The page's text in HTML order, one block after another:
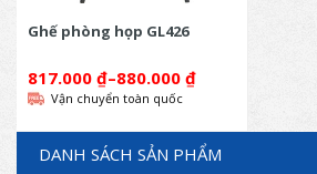
Ghế phòng họp GL426
817.000 ₫–880.000 ₫
Vận chuyển toàn quốc
DANH SÁCH SẢN PHẨM